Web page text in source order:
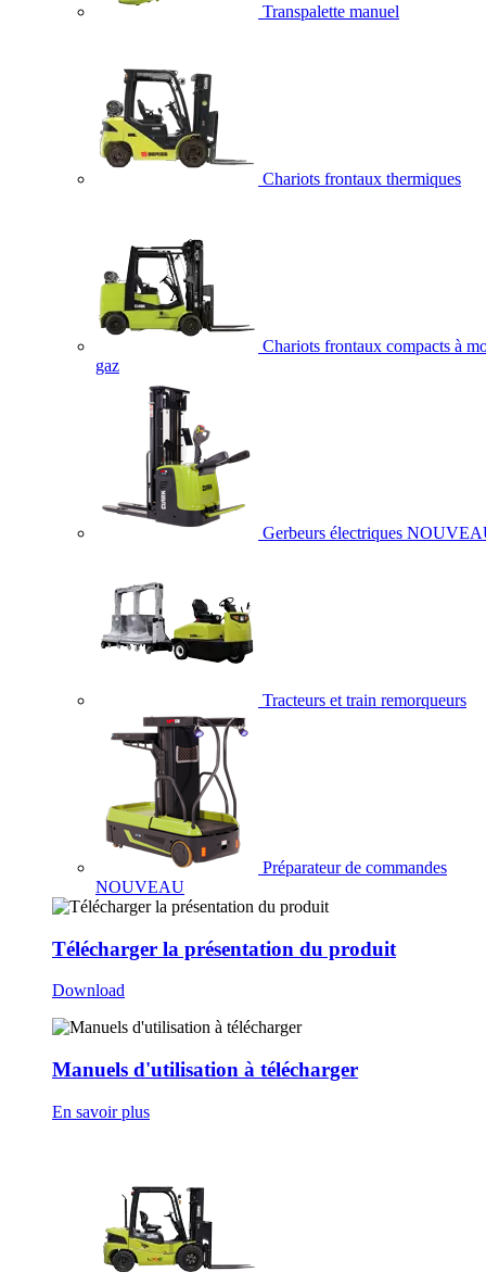
Transpalette manuel
Chariots frontaux thermiques
Chariots frontaux compacts à
gaz
Gerbeurs électriques
Tracteurs et train remorqueurs
Préparateur de commandes
NOUVEAU
Télécharger la présentation du produit
Download
Manuels d'utilisation à télécharger
En savoir plus